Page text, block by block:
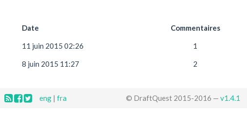
Date Commentaires
11 juin 2015 02:26 1
8 juin 2015 11:27 2
eng| fra © DraftQuest 2015-2016 — v1.4.1